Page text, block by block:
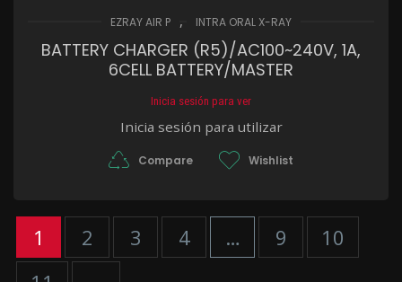
EZRAY AIR P , INTRA ORAL X-RAY
BATTERY CHARGER (R5)/AC100~240V, 1A,
6CELL BATTERY/MASTER
Inicia sesión para ver
Inicia sesión para utilizar
Compare Wishlist
1 2 3 4 … 9
10